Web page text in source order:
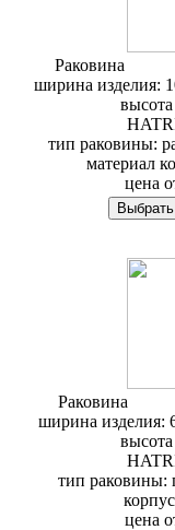
Раковина
ширина изделия:
тип раковины:
материал
цена
Раковина
ширина изделия:
тип раковины:
цена